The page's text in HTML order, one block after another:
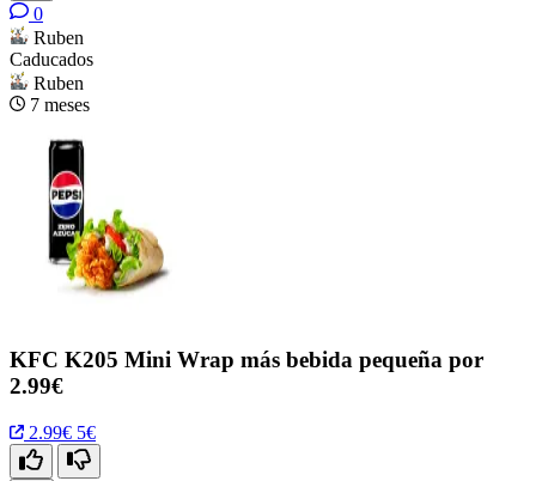
0
Ruben
Caducados
Ruben
7 meses
KFC K205 Mini Wrap más bebida pequeña por
2.99€
2.99€ 5€